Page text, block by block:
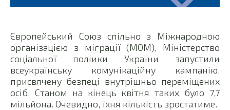
Європейський Союз спільно з Міжнародною
організацією з міграції (МОМ), Міністерство
соціальної поліики України запустили
всеукраїнську комунікаційну кампанію,
присвячену безпеці внутрішньо переміщених
осіб. Станом на кінець квітня таких було 7,7
мільйона. Очевидно, їхня кількість зростатиме.